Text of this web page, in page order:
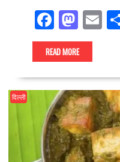
F
ac
e
b
o
o
k
M
as
to
d
o
n
E
l
READ MORE
दिल्ली